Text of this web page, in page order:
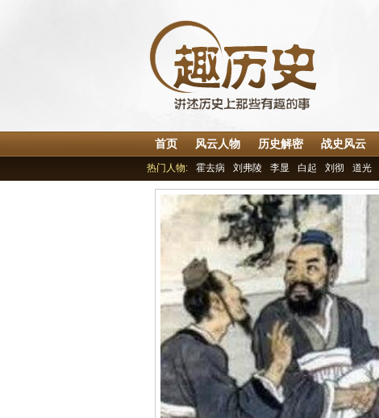
首页 风云人物 历史解密 战史风云
热门人物:
霍去病 刘弗陵 李显 白起 刘彻 道光